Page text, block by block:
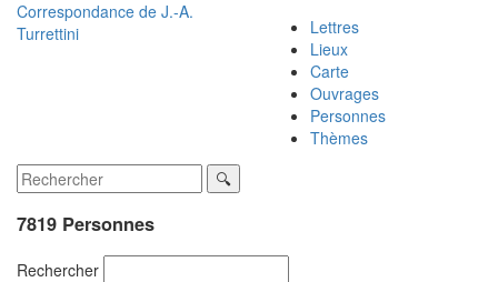
Correspondance de J.-A.
Turrettini
Lettres
Lieux
Carte
Ouvrages
Personnes
Thèmes
7819 Personnes
Rechercher